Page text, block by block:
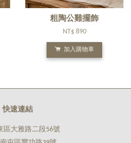
粗陶公雞擺飾
NT$ 890
加入購物車
快速連結
區大雅路二段56號